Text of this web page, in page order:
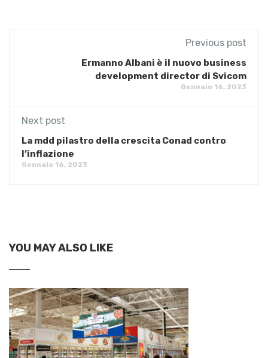
Previous post
Ermanno Albani è il nuovo business
development director di Svicom
Gennaio 16, 2023
Next post
La mdd pilastro della crescita Conad contro
l’inflazione
Gennaio 16, 2023
YOU MAY ALSO LIKE